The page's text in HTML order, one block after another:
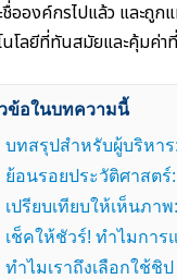
ชื่อองค์กรไปแล้ว และถูก
นโลยีที่ทันสมัยและคุ้มค่า
ข้อในบทความนี้
บทสรุปสำหรับผู้บริหา
ย้อนรอยประวัติศาสตร์
เปรียบเทียบให้เห็นภา
เช็คให้ชัวร์! ทำไมการ
ทำไมเราถึงเลือกใช้ชิ